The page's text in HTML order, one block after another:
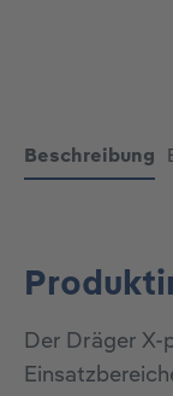
Beschreibung
Der Dräger X-